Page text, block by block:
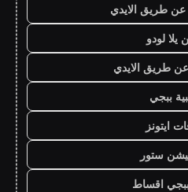
طريق الايدي
لودو
طريق الايدي
ببجي
ايتونز
ستور
اقساط